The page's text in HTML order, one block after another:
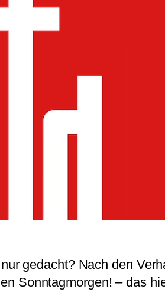
gedacht? Nach den
Sonntagmorgen! – das